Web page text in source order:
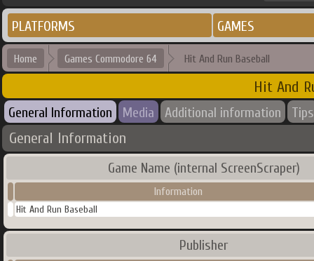
PLATFORMS GAMES
Home Games Commodore 64 Hit And Run Baseball
Hit And
General Information Media Additional information Tips
General Information
Game Name (internal ScreenScraper)
Information
Hit And Run Baseball
Publisher